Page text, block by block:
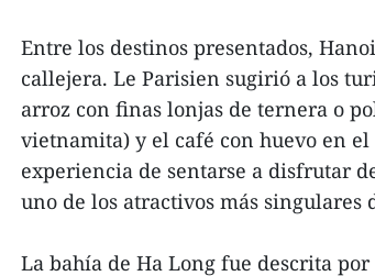
Entre los destinos presentados,
callejera. Le Parisien sugirió a los
arroz con finas lonjas de ternera o
vietnamita) y el café con huevo en
experiencia de sentarse a disfrutar
uno de los atractivos más singulares
La bahía de Ha Long fue descrita